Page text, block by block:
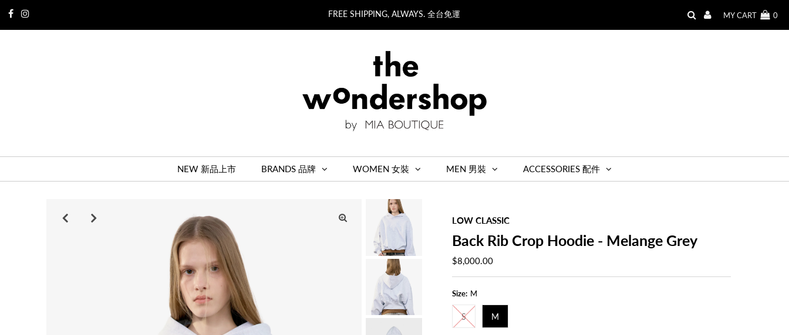
FREE SHIPPING, ALWAYS. 全台免運 MY CART 0
NEW 新品上市 BRANDS 品牌 WOMEN 女裝 MEN 男裝 ACCESSORIES 配件
LOW CLASSIC
Back Rib Crop Hoodie - Melange Grey
Regular
$8,000.00
Size: M
S M